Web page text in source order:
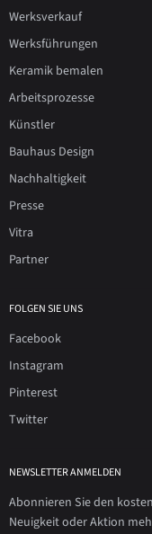
Werksverkauf
Werksführungen
Keramik bemalen
Arbeitsprozesse
Künstler
Bauhaus Design
Nachhaltigkeit
Presse
Vitra
Partner
FOLGEN SIE UNS
Facebook
Instagram
Pinterest
Twitter
NEWSLETTER ANMELDEN
Abonnieren Sie den
Neuigkeit oder Aktion